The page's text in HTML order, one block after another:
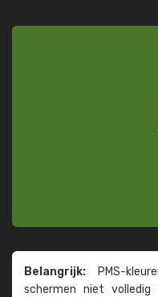
Belangrijk: PMS-
schermen niet volledig